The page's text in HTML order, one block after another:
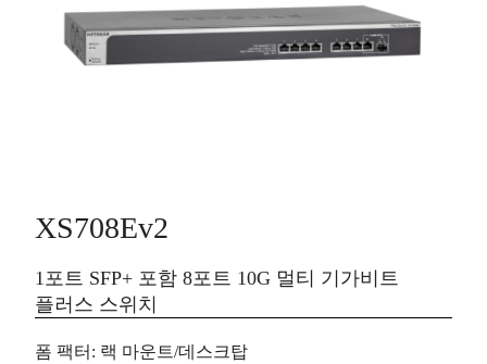
XS708Ev2
1포트 SFP+ 포함 8포트 10G 멀티 기가비트
플러스 스위치
폼 팩터 : 랙 마운트/데스크탑